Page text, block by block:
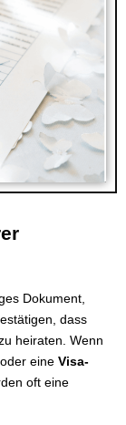
Dokument,
dass
heiraten. Wenn
eine Visa-
oft eine